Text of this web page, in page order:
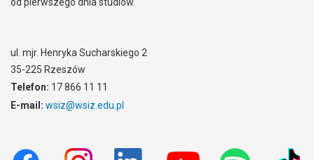
od pierwszego dnia studiów.
ul. mjr. Henryka Sucharskiego 2
35-225 Rzeszów
Telefon: 17 866 11 11
E-mail: wsiz@wsiz.edu.pl